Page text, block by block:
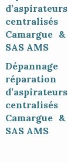
réparation
d’aspirateurs
Camargue
SAS AMS